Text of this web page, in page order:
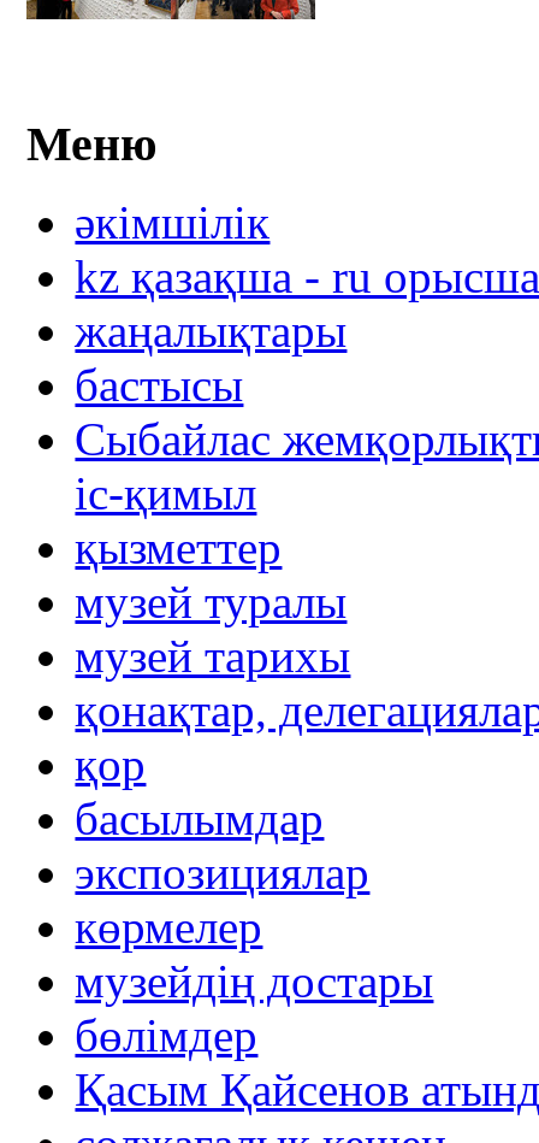
Меню
әкімшілік
kz қазақша - ru
жаңалықтары
бастысы
Сыбайлас
іс-қимыл
қызметтер
музей туралы
музей тарихы
қонақтар,
қор
басылымдар
экспозициялар
көрмелер
музейдің достары
бөлімдер
Қасым Қайсенов